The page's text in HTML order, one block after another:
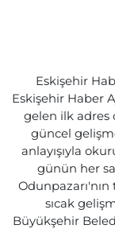
Eskişehir
Eskişehir Haber
gelen ilk adres
güncel
anlayışıyla
günün her
sıcak
Büyükşehir